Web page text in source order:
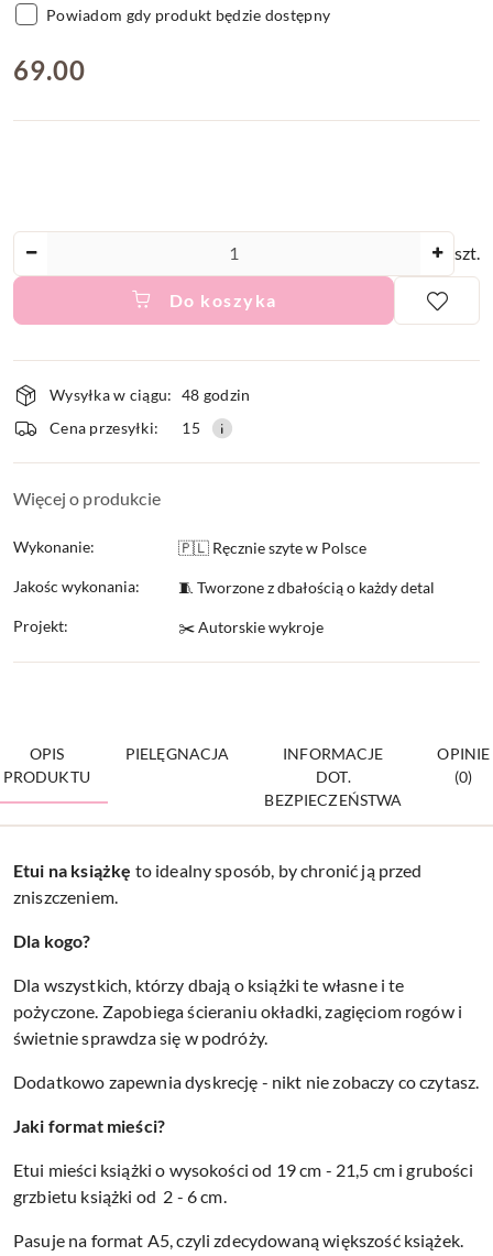
Powiadom gdy produkt będzie dostępny
cena:
69.00
szt.
Do koszyka
i
dostawa
Wysyłka w ciągu: 48 godzin
Cena przesyłki:
15
Więcej o produkcie
Wykonanie: 🇵🇱 Ręcznie szyte w Polsce
Jakośc wykonania: 🧵 Tworzone z dbałością o każdy detal
Projekt: ✂️ Autorskie wykroje
OPIS
PRODUKTU
PIELĘGNACJA
INFORMACJE
DOT.
BEZPIECZEŃSTWA
OPINIE
(0)
Etui na książkę to idealny sposób, by chronić ją przed
zniszczeniem.
Dla kogo?
Dla wszystkich, którzy dbają o książki te własne i te
pożyczone. Zapobiega ścieraniu okładki, zagięciom rogów i
świetnie sprawdza się w podróży.
Dodatkowo zapewnia dyskrecję - nikt nie zobaczy co czytasz.
Jaki format mieści?
Etui mieści książki o wysokości od 19 cm - 21,5 cm i grubości
grzbietu książki od 2 - 6 cm.
Pasuje na format A5, czyli zdecydowaną większość książek.